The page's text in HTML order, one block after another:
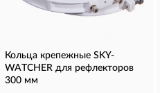
Кольца крепежные SKY-
WATCHER для рефлекторов
300 мм